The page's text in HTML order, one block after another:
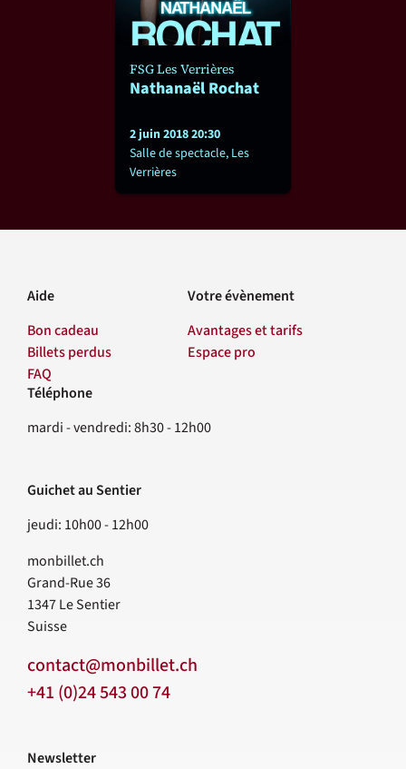
FSG Les Verrières
Nathanaël Rochat
2 juin 2018 20:30
Salle de spectacle, Les
Verrières
Aide
Bon cadeau
Billets perdus
FAQ
Votre évènement
Avantages et tarifs
Espace pro
Contact
Téléphone
mardi - vendredi: 8h30 - 12h00
Guichet au Sentier
jeudi: 10h00 - 12h00
monbillet.ch
Grand-Rue 36
1347Le Sentier
Suisse
contact@monbillet.ch
+41 (0)24 543 00 74
Newsletter